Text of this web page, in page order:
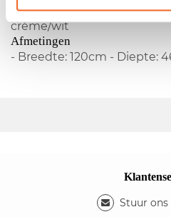
- Kleur omhuizing: crème/
crème/wit
Afmetingen
- Breedte: 120cm - Diepte:
Stuur ons